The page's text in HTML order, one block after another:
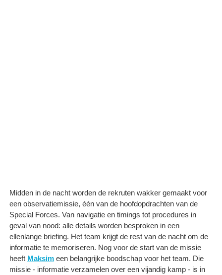
Midden in de nacht worden de rekruten wakker gemaakt voor
een observatiemissie, één van de hoofdopdrachten van de
Special Forces. Van navigatie en timings tot procedures in
geval van nood: alle details worden besproken in een
ellenlange briefing. Het team krijgt de rest van de nacht om de
informatie te memoriseren. Nog voor de start van de missie
heeft Maksim een belangrijke boodschap voor het team. Die
missie - informatie verzamelen over een vijandig kamp - is in